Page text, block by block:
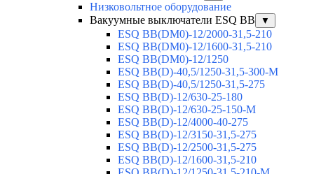
Низковольтное оборудование
Вакуумные выключатели ESQ BB
▼
ESQ ВВ(DM0)-12/2000-31,5-210
ESQ ВВ(DM0)-12/1600-31,5-210
ESQ ВВ(DM0)-12/1250
ESQ ВВ(D)-40,5/1250-31,5-300-М
ESQ ВВ(D)-40,5/1250-31,5-275
ESQ ВВ(D)-12/630-25-180
ESQ ВВ(D)-12/630-25-150-М
ESQ ВВ(D)-12/4000-40-275
ESQ ВВ(D)-12/3150-31,5-275
ESQ ВВ(D)-12/2500-31,5-275
ESQ ВВ(D)-12/1600-31,5-210